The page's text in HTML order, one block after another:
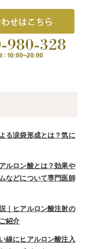
る涙袋形成とは？気に
ルロン酸とは？効果や
などについて専門医師
｜ヒアルロン酸注射の
紹介
線にヒアルロン酸注入